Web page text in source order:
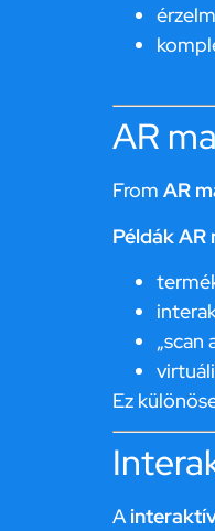
AR
From AR
Példák
„scan
Ez
A